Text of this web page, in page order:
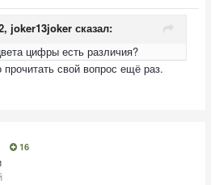
joker13joker сказал:
цифры есть различия?
свой вопрос ещё раз.
16